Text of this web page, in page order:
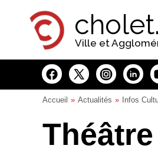
Ville et
Accueil Actualités Infos